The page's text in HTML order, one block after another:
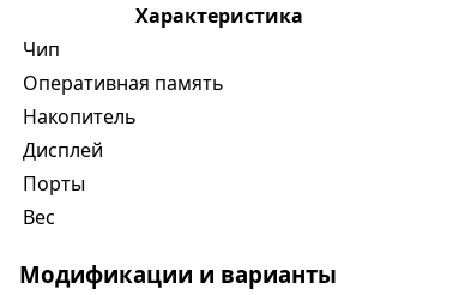
Характеристика
Чип
Оперативная память
Накопитель
Дисплей
Порты
Вес
Модификации и варианты